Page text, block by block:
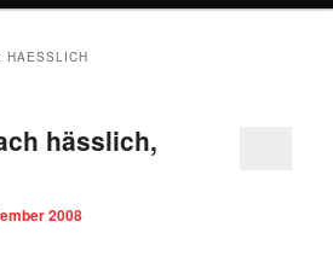
HAESSLICH
hässlich,
2008